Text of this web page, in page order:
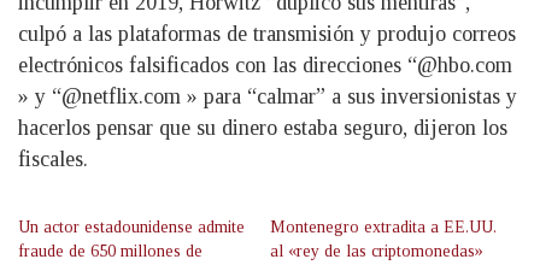
culpó a las plataformas de transmisión y produjo correos
electrónicos falsificados con las direcciones “@hbo.com
» y “@netflix.com » para “calmar” a sus inversionistas y
hacerlos pensar que su dinero estaba seguro, dijeron los
fiscales.
Un actor estadounidense admite
fraude de 650 millones de
Montenegro extradita a EE.UU.
al «rey de las criptomonedas»